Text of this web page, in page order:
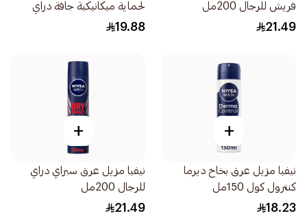
فريش للرجال 200مل
21.49
لحماية ميكانيكية جافة دراي
إمباكت 50مل
19.88
+
نيفيا مزيل عرق بخاخ ديرما
كنترول كول 150مل
18.23
+
نيفيا مزيل عرق سبراي دراي
للرجال 200مل
21.49